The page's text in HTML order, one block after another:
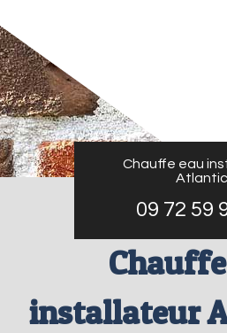
Chauffe eau
Atlantic
09 72 59
installateur